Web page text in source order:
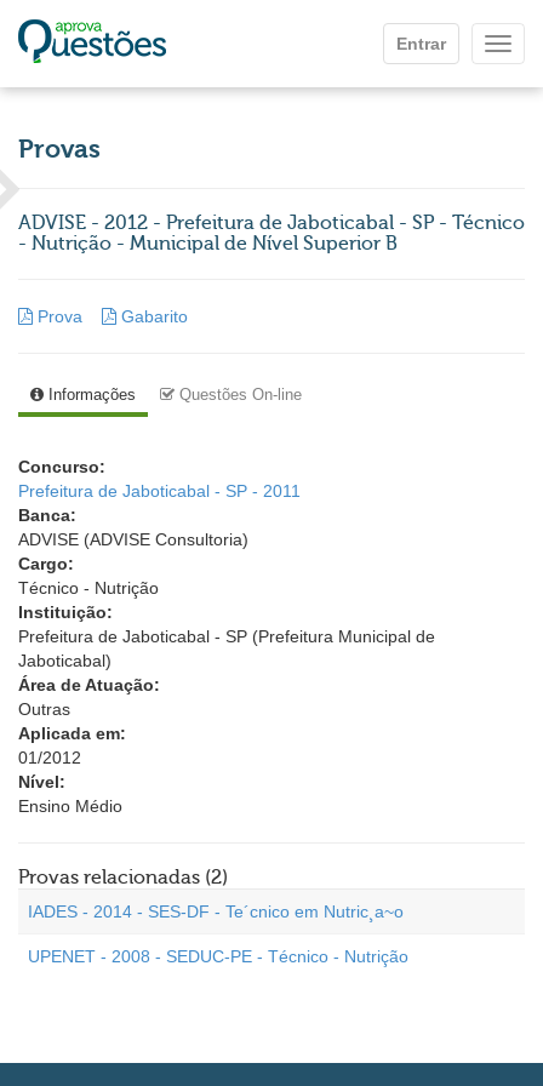
Entrar
Provas
ADVISE - 2012 - Prefeitura de Jaboticabal - SP - Técnico
- Nutrição - Municipal de Nível Superior B
Prova Gabarito
Informações Questões On-line
Concurso:
Prefeitura de Jaboticabal - SP - 2011
Banca:
ADVISE (ADVISE Consultoria)
Cargo:
Técnico - Nutrição
Instituição:
Prefeitura de Jaboticabal - SP (Prefeitura Municipal de
Jaboticabal)
Área de Atuação:
Outras
Aplicada em:
01/2012
Nível:
Ensino Médio
Provas relacionadas (2)
IADES - 2014 - SES-DF - Te´cnico em Nutric¸a~o
UPENET - 2008 - SEDUC-PE - Técnico - Nutrição